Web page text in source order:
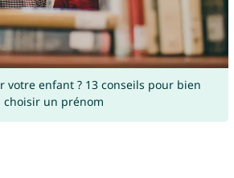
votre enfant ? 13 conseils pour bien
choisir un prénom